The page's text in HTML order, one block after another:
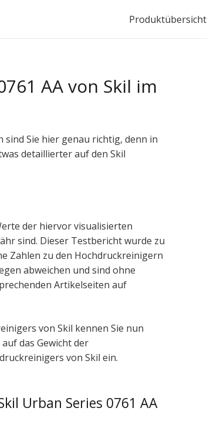
Produktübersicht
AA von Skil im
sind Sie hier genau richtig, denn in
detaillierter auf den Skil
der hiervor visualisierten
sind. Dieser Testbericht wurde zu
Zahlen zu den Hochdruckreinigern
abweichen und sind ohne
Artikelseiten auf
von Skil kennen Sie nun
das Gewicht der
von Skil ein.
Urban Series 0761 AA